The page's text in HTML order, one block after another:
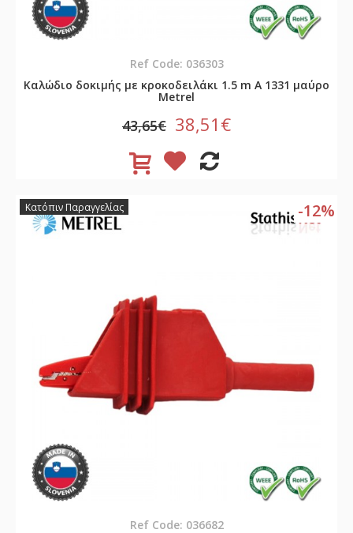
Ref Code: 036303
Καλώδιο δοκιμής με κροκοδειλάκι 1.5 m A 1331 μαύρο
Metrel
43,65€ 38,51€
-12%
Κατόπιν Παραγγελίας
Ref Code: 036682